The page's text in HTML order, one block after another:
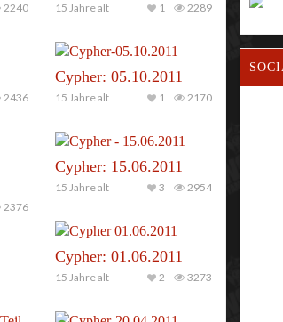
2240 15 Jahre alt 2289
1
2436
Cypher: 05.10.2011
15 Jahre alt 2170
1
2376
Cypher: 15.06.2011
15 Jahre alt 2954
3
Cypher: 01.06.2011
15 Jahre alt 3273
2